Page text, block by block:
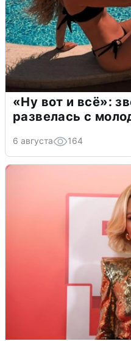
«Ну вот и всё»:
развелась с
6 августа 164